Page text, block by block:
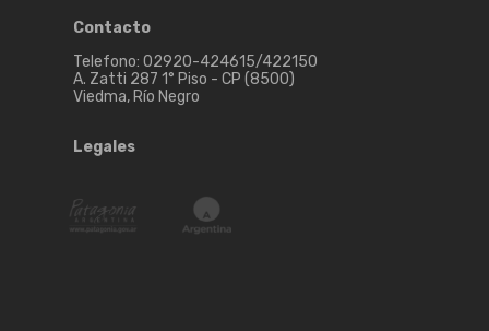
Contacto
Telefono: 02920-424615/422150
A. Zatti 287 1° Piso - CP (8500)
Viedma, Río Negro
Legales